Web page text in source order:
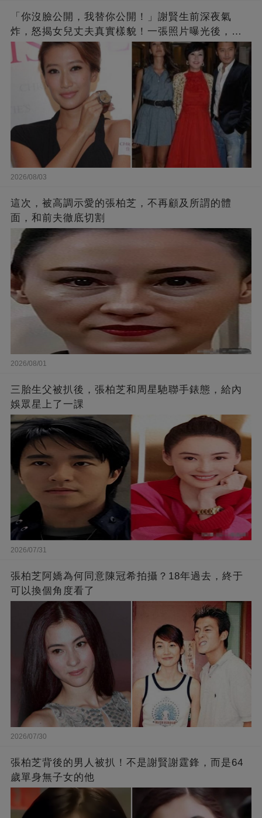
「你沒臉公開，我替你公開！」謝賢生前深夜氣
炸，怒揭女兒丈夫真實樣貌！一張照片曝光後，全
港都嚇傻了！沒想到竟是他
2026/08/03
這次，被高調示愛的張柏芝，不再顧及所謂的體
面，和前夫徹底切割
2026/08/01
三胎生父被扒後，張柏芝和周星馳聯手錶態，給內
娛眾星上了一課
2026/07/31
張柏芝阿嬌為何同意陳冠希拍攝？18年過去，終于
可以換個角度看了
2026/07/30
張柏芝背後的男人被扒！不是謝賢謝霆鋒，而是64
歲單身無子女的他